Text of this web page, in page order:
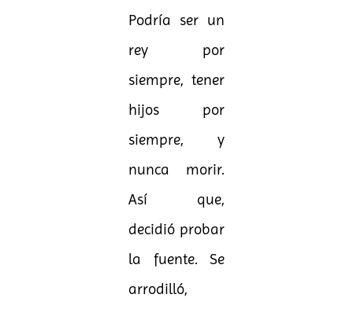
Podría ser un
rey por
siempre, tener
hijos por
siempre, y
nunca morir.
Así que,
decidió probar
la fuente. Se
arrodilló,